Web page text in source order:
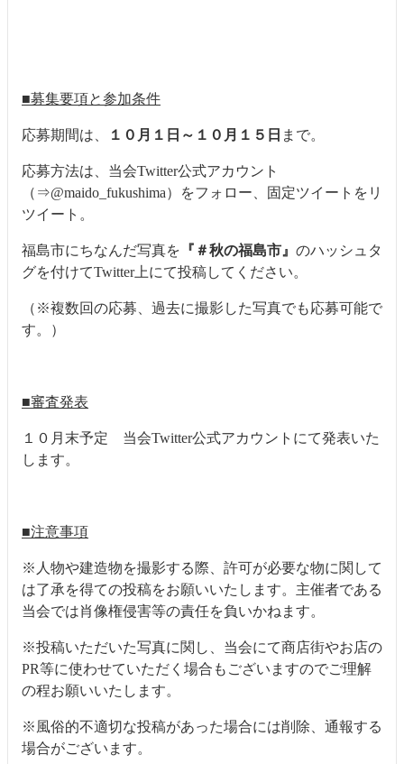
■募集要項と参加条件
応募期間は、 １０月１日～１０月１５日 まで。
応募方法は、当会Twitter公式アカウント
（⇒@maido_fukushima）をフォロー、固定ツイートをリ
ツイート。
福島市にちなんだ写真を 『＃秋の福島市』 のハッシュタ
グを付けてTwitter上にて投稿してください。
（※複数回の応募、過去に撮影した写真でも応募可能で
す。）
■審査発表
１０月末予定 当会Twitter公式アカウントにて発表いた
します。
■注意事項
※人物や建造物を撮影する際、許可が必要な物に関して
は了承を得ての投稿をお願いいたします。主催者である
当会では肖像権侵害等の責任を負いかねます。
※投稿いただいた写真に関し、当会にて商店街やお店の
PR等に使わせていただく場合もございますのでご理解
の程お願いいたします。
※風俗的不適切な投稿があった場合には削除、通報する
場合がございます。